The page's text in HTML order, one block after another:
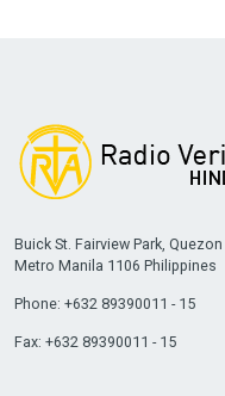
Buick St. Fairview Park, Quezon
Metro Manila 1106 Philippines
Phone: +632 89390011 - 15
Fax: +632 89390011 - 15